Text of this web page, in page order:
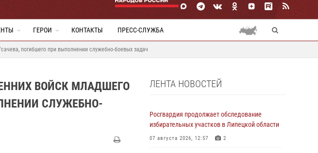
ГЕРОИ КОНТАКТЫ ПРЕСС-СЛУЖБА
погибшего при выполнении служебно-боевых задач
ВОЙСК МЛАДШЕГО
СЛУЖЕБНО-
ЛЕНТА НОВОСТЕЙ
Росгвардия продолжает обследование
избирательных участков в Липецкой области
07 августа 2026, 12:57 2